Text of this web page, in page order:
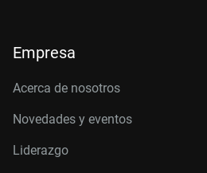
Empresa
Acerca de nosotros
Novedades y eventos
Liderazgo